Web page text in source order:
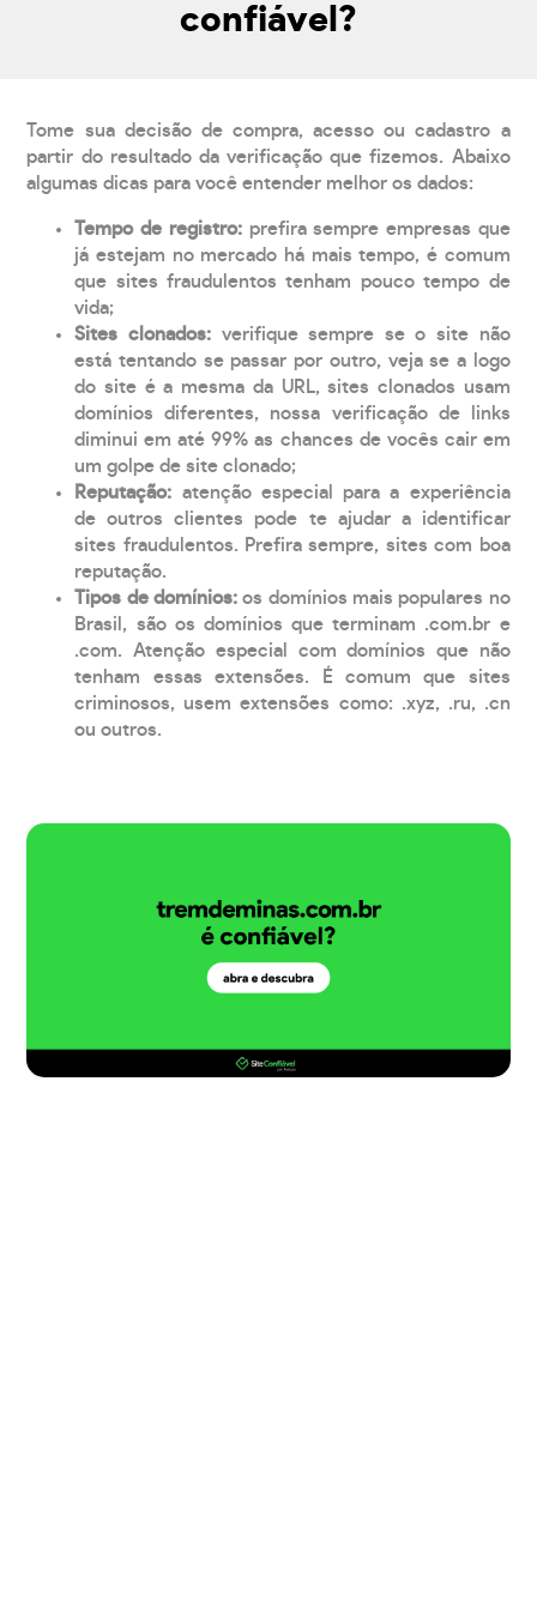
confiável?
Tome sua decisão de compra, acesso ou cadastro a
partir do resultado da verificação que fizemos. Abaixo
algumas dicas para você entender melhor os dados:
Tempo de registro: prefira sempre empresas que
já estejam no mercado há mais tempo, é comum
que sites fraudulentos tenham pouco tempo de
vida;
Sites clonados: verifique sempre se o site não
está tentando se passar por outro, veja se a logo
do site é a mesma da URL, sites clonados usam
domínios diferentes, nossa verificação de links
diminui em até 99% as chances de vocês cair em
um golpe de site clonado;
Reputação: atenção especial para a experiência
de outros clientes pode te ajudar a identificar
sites fraudulentos. Prefira sempre, sites com boa
reputação.
Tipos de domínios:os domínios mais populares no
Brasil, são os domínios que terminam .com.br e
.com. Atenção especial com domínios que não
tenham essas extensões. É comum que sites
criminosos, usem extensões como: .xyz, .ru, .cn
ou outros.